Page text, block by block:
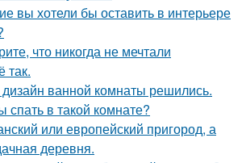
вы хотели бы оставить в интерьере
что никогда не мечтали
так.
ванной комнаты решились.
спать в такой комнате?
или европейский пригород, а
деревня.